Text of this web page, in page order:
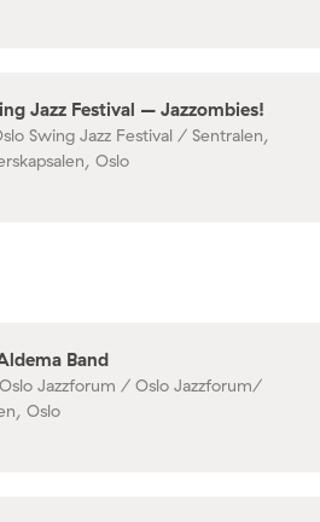
Jazz Festival – Jazzombies!
Swing Jazz Festival / Sentralen,
Oslo
Band
Oslo Jazzforum / Oslo Jazzforum/
Oslo